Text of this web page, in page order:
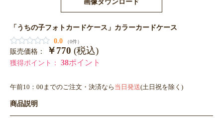
画像ダウンロード
「うちの子フォトカードケース」カラーカードケース
0.0
（0件）
販売価格： ￥770 (税込)
獲得ポイント： 38ポイント
午前10：00までのご注文・決済なら 当日発送(土日祝を除く)
商品説明